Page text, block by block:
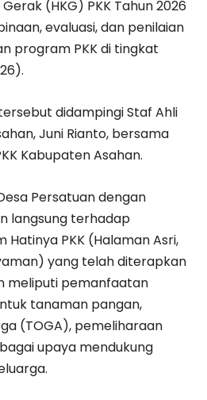
(HKG) PKK Tahun 2026
evaluasi, dan penilaian
program PKK di tingkat
didampingi Staf Ahli
Juni Rianto, bersama
Kabupaten Asahan.
Persatuan dengan
langsung terhadap
PKK (Halaman Asri,
yang telah diterapkan
meliputi pemanfaatan
tanaman pangan,
(TOGA), pemeliharaan
upaya mendukung